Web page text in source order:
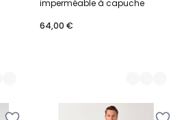
imperméable à capuche
64,00 €